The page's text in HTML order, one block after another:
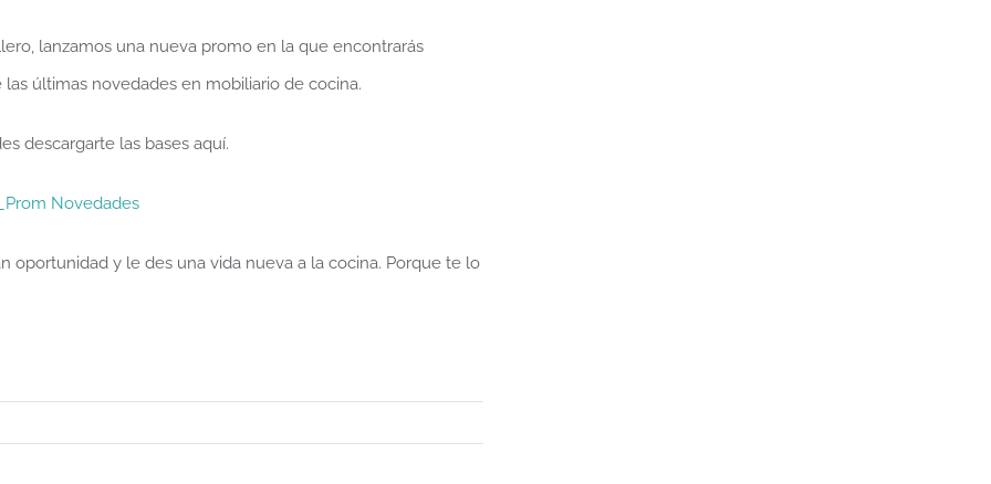
lanzamos una nueva promo en la que encontrarás
últimas novedades en mobiliario de cocina.
descargarte las bases aquí.
Novedades
oportunidad y le des una vida nueva a la cocina. Porque te lo